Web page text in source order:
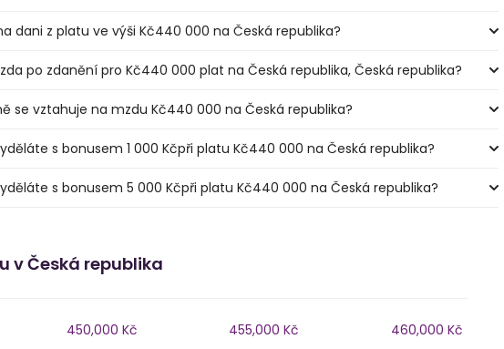
dani z platu ve výši Kč440 000 na Česká republika?
po zdanění pro Kč440 000 plat na Česká republika, Česká republika?
se vztahuje na mzdu Kč440 000 na Česká republika?
s bonusem 1 000 Kčpři platu Kč440 000 na Česká republika?
s bonusem 5 000 Kčpři platu Kč440 000 na Česká republika?
v Česká republika
450,000 Kč 455,000 Kč
460,000 Kč